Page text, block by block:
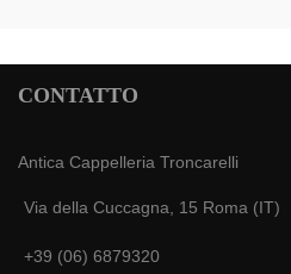
CONTATTO
Antica Cappelleria Troncarelli
Via della Cuccagna, 15 Roma (IT)
+39 (06) 6879320